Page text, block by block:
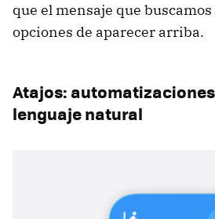
que el mensaje que
opciones de aparecer arriba.
Atajos:
lenguaje natural